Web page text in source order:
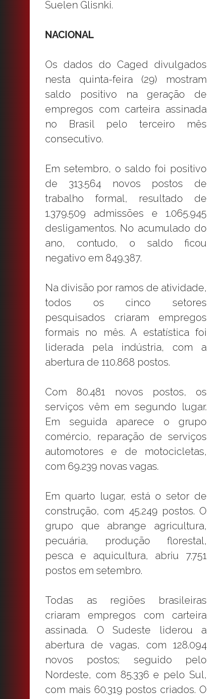
Suelen Glisnki.
NACIONAL
Os dados do Caged divulgados
nesta quinta-feira (29) mostram
saldo positivo na geração de
empregos com carteira assinada
no Brasil pelo terceiro mês
consecutivo.
Em setembro, o saldo foi positivo
de 313.564 novos postos de
trabalho formal, resultado de
1.379.509 admissões e 1.065.945
desligamentos. No acumulado do
ano, contudo, o saldo ficou
negativo em 849.387.
Na divisão por ramos de atividade,
todos os cinco setores
pesquisados criaram empregos
formais no mês. A estatística foi
liderada pela indústria, com a
abertura de 110.868 postos.
Com 80.481 novos postos, os
serviços vêm em segundo lugar.
Em seguida aparece o grupo
comércio, reparação de serviços
automotores e de motocicletas,
com 69.239 novas vagas.
Em quarto lugar, está o setor de
construção, com 45.249 postos. O
grupo que abrange agricultura,
pecuária, produção florestal,
pesca e aquicultura, abriu 7.751
postos em setembro.
Todas as regiões brasileiras
criaram empregos com carteira
assinada. O Sudeste liderou a
abertura de vagas, com 128.094
novos postos; seguido pelo
Nordeste, com 85.336 e pelo Sul,
com mais 60.319 postos criados. O